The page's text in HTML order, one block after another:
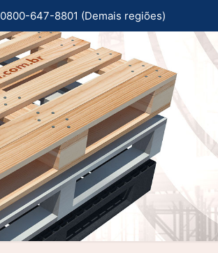
0800-647-8801 (Demais regiões)